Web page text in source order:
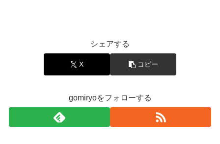
シェアする
X コピー
gomiryoをフォローする